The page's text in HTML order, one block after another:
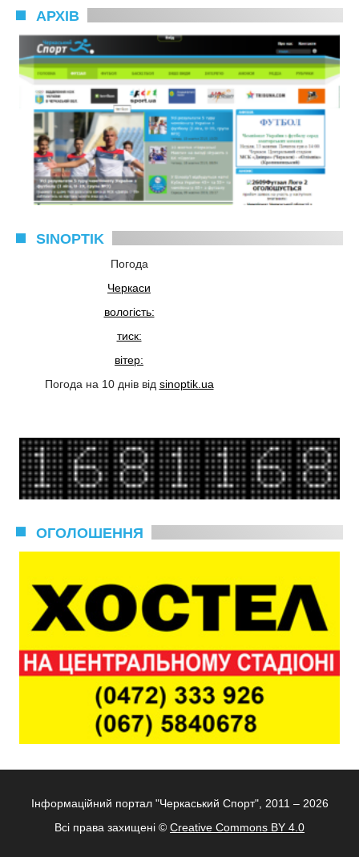
АРХІВ
SINOPTIK
Погода
Черкаси
вологість:
тиск:
вітер:
Погода на 10 днів від sinoptik.ua
ОГОЛОШЕННЯ
Інформаційний портал "Черкаський Спорт", 2011 – 2026
Всі права захищені © Creative Commons BY 4.0